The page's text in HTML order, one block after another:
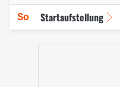
So Startaufstellung